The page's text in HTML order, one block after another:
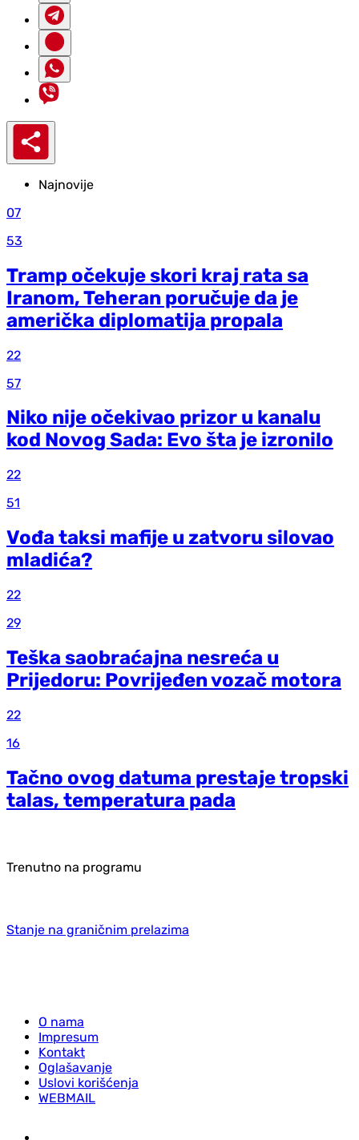
Najnovije
07
53
Tramp očekuje skori kraj rata sa
Iranom, Teheran poručuje da je
američka diplomatija propala
22
57
Niko nije očekivao prizor u kanalu
kod Novog Sada: Evo šta je izronilo
22
51
Vođa taksi mafije u zatvoru silovao
mladića?
22
29
Teška saobraćajna nesreća u
Prijedoru: Povrijeđen vozač motora
22
16
Tačno ovog datuma prestaje tropski
talas, temperatura pada
Trenutno na programu
Stanje na graničnim prelazima
O nama
Impresum
Kontakt
Oglašavanje
Uslovi korišćenja
WEBMAIL